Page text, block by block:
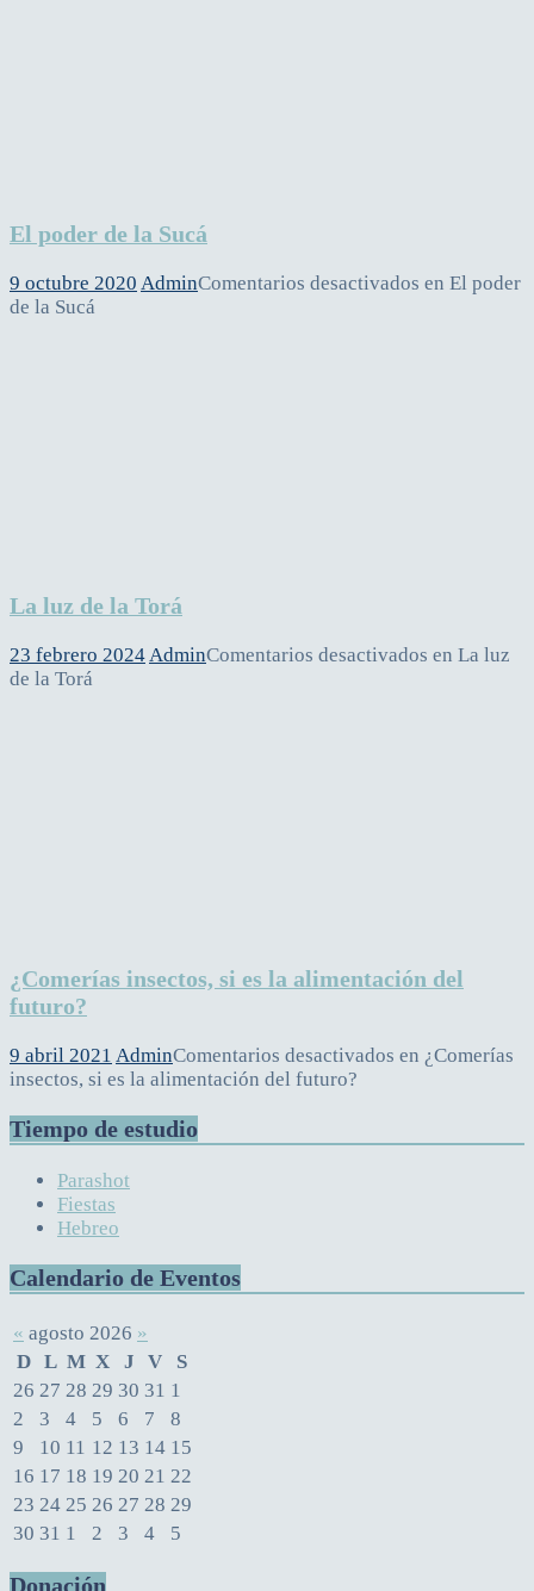
El poder de la Sucá
9 octubre 2020 AdminComentarios desactivados en El poder
de la Sucá
La luz de la Torá
23 febrero 2024AdminComentarios desactivados en La luz
de la Torá
¿Comerías insectos, si es la alimentación del
futuro?
9 abril 2021 AdminComentarios desactivados en ¿Comerías
insectos, si es la alimentación del futuro?
Tiempo de estudio
Parashot
Fiestas
Hebreo
Calendario de Eventos
« agosto 2026 »
D L M X J V
S
26 27 28 29 30 31 1
2
3 4 5 6 7
8
9
10 11 12 13 14 15
16 17 18 19 20 21 22
23 24 25 26 27 28 29
30 31 1 2 3 4 5
Donación